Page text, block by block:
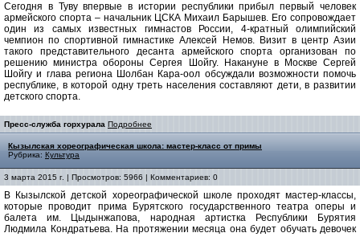
Сегодня в Туву впервые в истории республики прибыл первый человек
армейского спорта – начальник ЦСКА Михаил Барышев. Его сопровождает
один из самых известных гимнастов России, 4-кратный олимпийский
чемпион по спортивной гимнастике Алексей Немов. Визит в центр Азии
такого представительного десанта армейского спорта организован по
решению министра обороны Сергея Шойгу. Накануне в Москве Сергей
Шойгу и глава региона Шолбан Кара-оол обсуждали возможности помочь
республике, в которой одну треть населения составляют дети, в развитии
детского спорта.
Пресс-служба горхурала Подробнее
Кызылская хореографическая школа: мастер-класс от примы
Рубрика: Культура
3 марта 2015 г. | Просмотров: 5966 | Комментариев: 0
В Кызылской детской хореографической школе проходят мастер-классы,
которые проводит прима Бурятского государственного театра оперы и
балета им. Цыдынжапова, народная артистка Республики Бурятия
Людмила Кондратьева. На протяжении месяца она будет обучать девочек